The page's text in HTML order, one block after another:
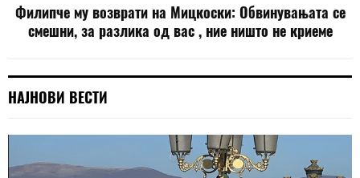
Филипче му возврати на Мицкоски: Обвинувањата се
смешни, за разлика од вас , ние ништо не криеме
НАЈНОВИ ВЕСТИ